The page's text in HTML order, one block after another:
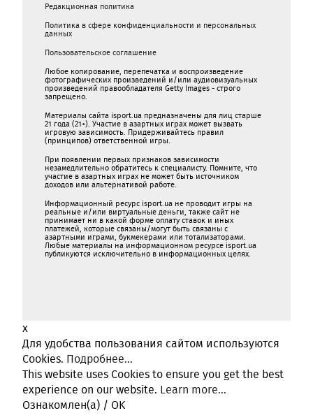
Редакционная политика
Политика в сфере конфиденциальности и персональных
данных
Пользовательское соглашение
Любое копирование, перепечатка и воспроизведение
фотографических произведений и/или аудиовизуальных
произведений правообладателя Getty Images - строго
запрещено.
Материалы сайта isport.ua предназначены для лиц старше
21 года (21+). Участие в азартных играх может вызвать
игровую зависимость. Придерживайтесь правил
(принципов) ответственной игры.
При появлении первых признаков зависимости
незамедлительно обратитесь к специалисту. Помните, что
участие в азартных играх не может быть источником
доходов или альтернативой работе.
Информационный ресурс isport.ua не проводит игры на
реальные и/или виртуальные деньги, также сайт не
принимает ни в какой форме oплaту ставок и иных
платежей, которые связаны/могут быть связаны c
азартными игрaми, букмекерами или тотализаторами.
Любые материалы на информационном ресурсе isport.ua
публикуютcя исключительно в информационных целях.
x
Для удобства пользования сайтом используются
Cookies. Подробнее...
This website uses Cookies to ensure you get the best
experience on our website. Learn more...
Ознакомлен(а) / OK